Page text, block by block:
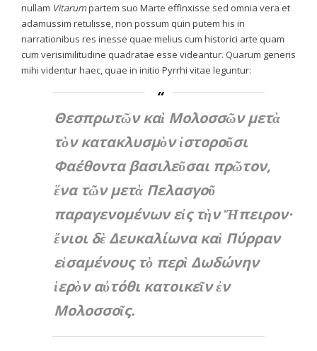
nullam Vitarumpartem suo Marte effinxisse sed omnia vera et
adamussim retulisse, non possum quin putem his in
narrationibus res inesse quae melius cum historici arte quam
cum verisimilitudine quadratae esse videantur. Quarum generis
mihi videntur haec, quae in initio Pyrrhi vitae leguntur:
Θεσπρωτῶν καὶ Μολοσσῶν μετὰ
τὸν κατακλυσμὸν ἱστοροῦσι
Φαέθοντα βασιλεῦσαι πρῶτον,
ἕνα τῶν μετὰ Πελασγοῦ
παραγενομένων εἰς τὴν Ἤπειρον·
ἔνιοι δὲ Δευκαλίωνα καὶ Πύρραν
εἱσαμένους τὸ περὶ Δωδώνην
ἱερὸν αὐτόθι κατοικεῖν ἐν
Μολοσσοῖς.